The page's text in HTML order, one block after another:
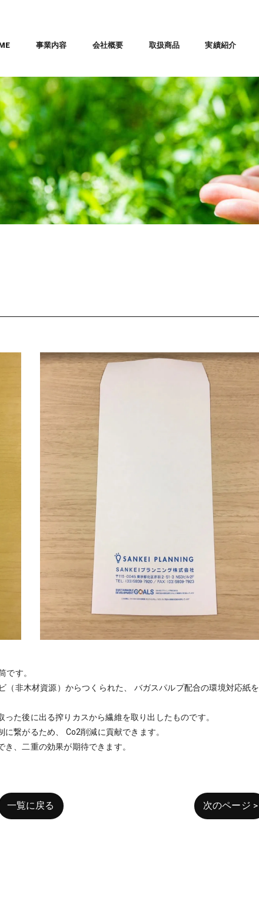
事業内容 会社概要 取扱商品
取扱説明書
実績紹介
です。
（非木材資源）からつくられた、 バガスパルプ配合の環境対応紙を
た後に出る搾りカスから繊維を取り出したものです。
繋がるため、 Co2削減に貢献できます。
、二重の効果が期待できます。
一覧に戻る 次のページ >